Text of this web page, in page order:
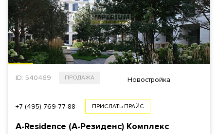
ID: 540469 ПРОДАЖА Новостройка
+7 (495) 769-77-88 ПРИСЛАТЬ ПРАЙС
A-Residence (А-Резиденс) Комплекс